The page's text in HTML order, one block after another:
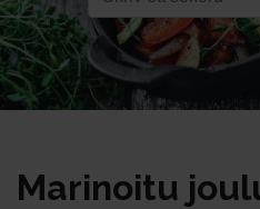
Ma­ri­noi­tu